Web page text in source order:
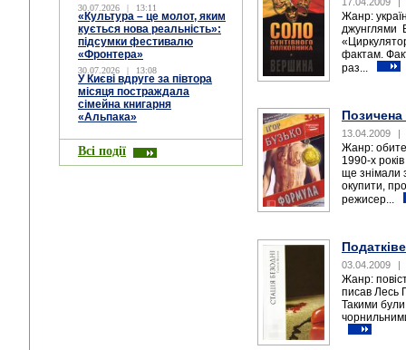
30.07.2026 | 13:11
«Культура – це молот, яким
кується нова реальність»:
підсумки фестивалю
«Фронтера»
30.07.2026 | 13:08
У Києві вдруге за півтора
місяця постраждала
сімейна книгарня
«Альпака»
Всі події
Жанр:
джунглями
фактам.
раз...
13.04.2009 |
Жанр:
1990-х
ще знімали
окупити,
режисер...
03.04.2009 |
Жанр:
писав Лесь
Такими